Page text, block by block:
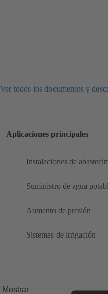
Ver todos los documentos y
Aplicaciones principales
Instalaciones de
Suministro de agua
Aumento de presión
Sistemas de irrigación
Mostrar